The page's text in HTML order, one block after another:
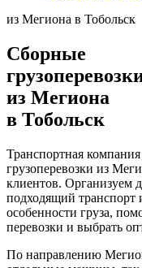
из Мегиона в Тобольск
Сборные
из Мегиона
в Тобольск
Транспортная
грузоперевозки из
клиентов. Организуем
подходящий транспорт
особенности груза,
перевозки и выбрать
По направлению